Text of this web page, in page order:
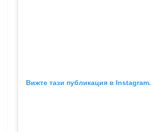
Вижте тази публикация в Instagram.